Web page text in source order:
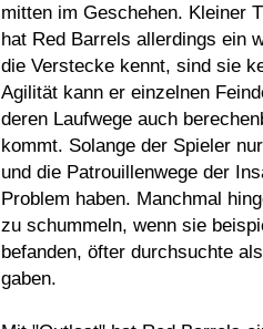
mitten im Geschehen. Kleiner
hat Red Barrels allerdings ein
die Verstecke kennt, sind sie
Agilität kann er einzelnen
deren Laufwege auch
kommt. Solange der Spieler
und die Patrouillenwege der
Problem haben. Manchmal
zu schummeln, wenn sie
befanden, öfter durchsuchte
gaben.